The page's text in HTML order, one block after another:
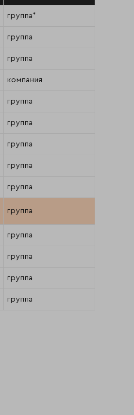
группа*
группа
группа
компания
группа
группа
группа
группа
группа
группа
группа
группа
группа
группа